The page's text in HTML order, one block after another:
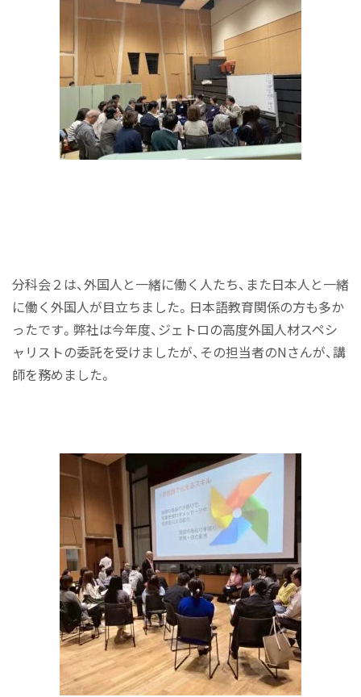
分科会２は、外国人と一緒に働く人たち、また日本人と一緒
に働く外国人が目立ちました。日本語教育関係の方も多か
ったです。弊社は今年度、ジェトロの高度外国人材スペシ
ャリストの委託を受けましたが、その担当者のNさんが、講
師を務めました。